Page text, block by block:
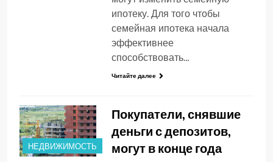
ипотеку. Для того чтобы
семейная ипотека начала
эффективнее
способствовать…
Читайте далее
НЕДВИЖИМОСТЬ
Покупатели, снявшие
деньги с депозитов,
могут в конце года